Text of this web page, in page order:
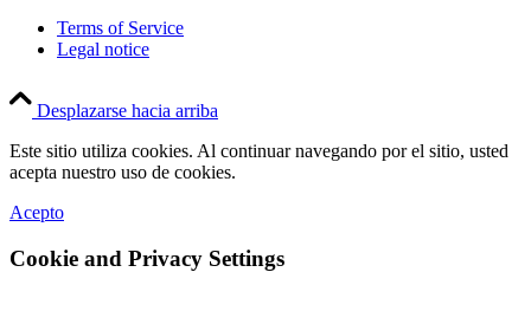
Terms of Service
Legal notice
Desplazarse hacia arriba
Este sitio utiliza cookies. Al continuar navegando por el sitio, usted
acepta nuestro uso de cookies.
Acepto
Cookie and Privacy Settings